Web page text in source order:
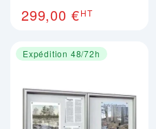
299,00 €HT
Expédition 48/72h